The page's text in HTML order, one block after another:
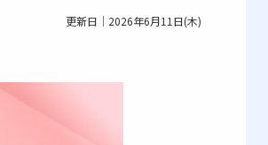
更新日｜2026年6月11日(木)